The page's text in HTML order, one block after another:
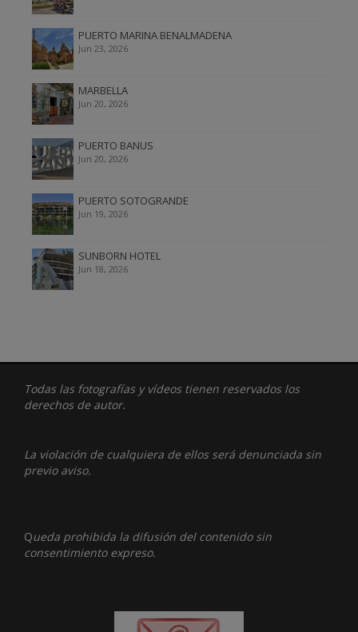
PUERTO MARINA BENALMADENA
Jun 23, 2026
MARBELLA
Jun 20, 2026
PUERTO BANUS
Jun 20, 2026
PUERTO SOTOGRANDE
Jun 19, 2026
SUNBORN HOTEL
Jun 18, 2026
Todas las fotografías y vídeos tienen reservados los
derechos de autor.
La violación de cualquiera de ellos será denunciada sin
previo aviso.
Queda prohibida la difusión del contenido sin
consentimiento expreso.